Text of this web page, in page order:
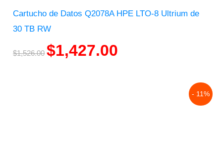
Cartucho de Datos Q2078A HPE LTO-8 Ultrium de
30 TB RW
$1,526.00 $1,427.00
- 11%